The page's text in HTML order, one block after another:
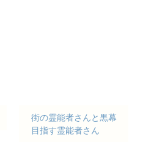
街の霊能者さんと黒幕
目指す霊能者さん